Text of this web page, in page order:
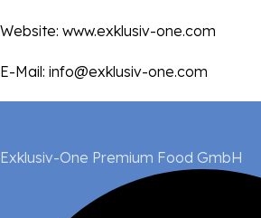
Website: www.exklusiv-one.com
E-Mail: info@exklusiv-one.com
Exklusiv-One Premium Food GmbH